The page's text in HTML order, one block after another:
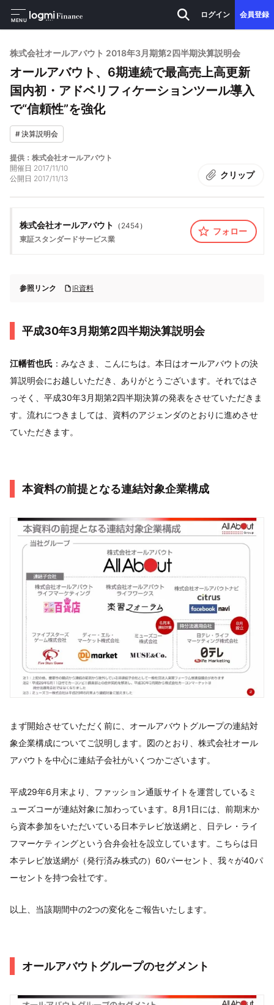
MENU
ログイン 会員登録
株式会社オールアバウト 2018年3月期第2四半期決算説明会
オールアバウト、6期連続で最高売上高更新
国内初・アドベリフィケーションツール導入
で“信頼性”を強化
#決算説明会
提供：株式会社オールアバウト
開催日 2017/11/10
公開日 2017/11/13 クリップ
株式会社オールアバウト （ 2454 ）
東証スタンダードサービス業
フォロー
参照リンク IR資料
平成30年3月期第2四半期決算説明会
江幡哲也氏 ：みなさま、こんにちは。本日はオールアバウトの決
算説明会にお越しいただき、ありがとうございます。それではさ
っそく、平成30年3月期第2四半期決算の発表をさせていただきま
す。流れにつきましては、資料のアジェンダのとおりに進めさせ
ていただきます。
本資料の前提となる連結対象企業構成
まず開始させていただく前に、オールアバウトグループの連結対
象企業構成についてご説明します。図のとおり、株式会社オール
アバウトを中心に連結子会社がいくつかございます。
平成29年6月末より、ファッション通販サイトを運営しているミ
ューズコーが連結対象に加わっています。8月1日には、前期末か
ら資本参加をいただいている日本テレビ放送網と、日テレ・ライ
フマーケティングという合弁会社を設立しています。こちらは日
本テレビ放送網が（発行済み株式の）60パーセント、我々が40パ
ーセントを持つ会社です。
以上、当該期間中の2つの変化をご報告いたします。
オールアバウトグループのセグメント